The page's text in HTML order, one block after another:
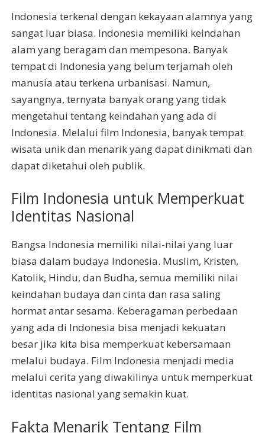
Indonesia terkenal dengan kekayaan alamnya yang
sangat luar biasa. Indonesia memiliki keindahan
alam yang beragam dan mempesona. Banyak
tempat di Indonesia yang belum terjamah oleh
manusia atau terkena urbanisasi. Namun,
sayangnya, ternyata banyak orang yang tidak
mengetahui tentang keindahan yang ada di
Indonesia. Melalui film Indonesia, banyak tempat
wisata unik dan menarik yang dapat dinikmati dan
dapat diketahui oleh publik.
Film Indonesia untuk Memperkuat
Identitas Nasional
Bangsa Indonesia memiliki nilai-nilai yang luar
biasa dalam budaya Indonesia. Muslim, Kristen,
Katolik, Hindu, dan Budha, semua memiliki nilai
keindahan budaya dan cinta dan rasa saling
hormat antar sesama. Keberagaman perbedaan
yang ada di Indonesia bisa menjadi kekuatan
besar jika kita bisa memperkuat kebersamaan
melalui budaya. Film Indonesia menjadi media
melalui cerita yang diwakilinya untuk memperkuat
identitas nasional yang semakin kuat.
Fakta Menarik Tentang Film